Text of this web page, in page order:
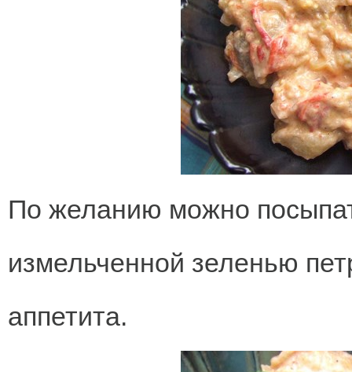
По желанию можно
измельченной зеленью
аппетита.